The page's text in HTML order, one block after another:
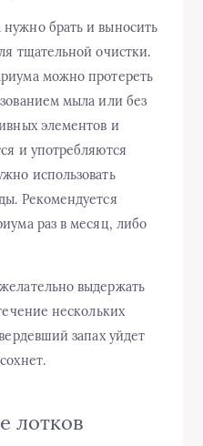
брать и выносить
тщательной очистки.
можно протереть
мыла или без
элементов и
и употребляются
использовать
Рекомендуется
раз в месяц, либо
выдержать
нескольких
запах уйдет
лотков